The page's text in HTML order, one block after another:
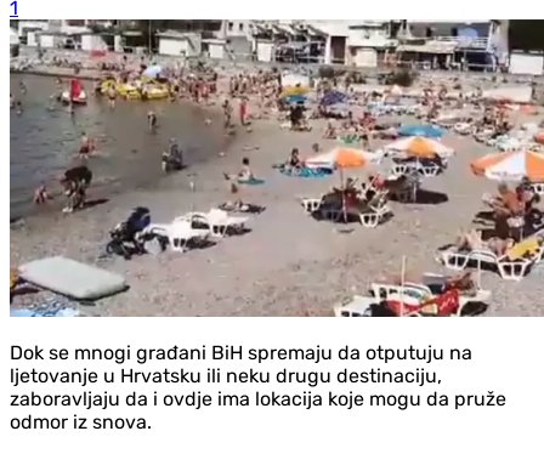
1
Dok se mnogi građani BiH spremaju da otputuju na
ljetovanje u Hrvatsku ili neku drugu destinaciju,
zaboravljaju da i ovdje ima lokacija koje mogu da pruže
odmor iz snova.